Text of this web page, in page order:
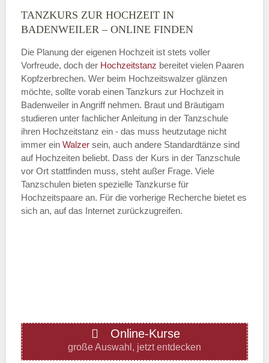
Montag
—
ÖFFNUNGSZEITEN HINZUFÜGEN
Dienstag
—
ÖFFNUNGSZEITEN HINZUFÜGEN
Donnerstag
TANZKURS ZUR HOCHZEIT IN
BADENWEILER – ONLINE FINDEN
Die Planung der eigenen Hochzeit ist stets voller
Vorfreude, doch der Hochzeitstanz bereitet vielen Paaren
Kopfzerbrechen. Wer beim Hochzeitswalzer glänzen
möchte, sollte vorab einen Tanzkurs zur Hochzeit in
Badenweiler in Angriff nehmen. Braut und Bräutigam
studieren unter fachlicher Anleitung in der Tanzschule
ihren Hochzeitstanz ein - das muss heutzutage nicht
immer ein Walzer sein, auch andere Standardtänze sind
auf Hochzeiten beliebt. Dass der Kurs in der Tanzschule
vor Ort stattfinden muss, steht außer Frage. Viele
Tanzschulen bieten spezielle Tanzkurse für
Hochzeitspaare an. Für die vorherige Recherche bietet es
sich an, auf das Internet zurückzugreifen.
Online-Kurse
große Auswahl, jetzt entdecken